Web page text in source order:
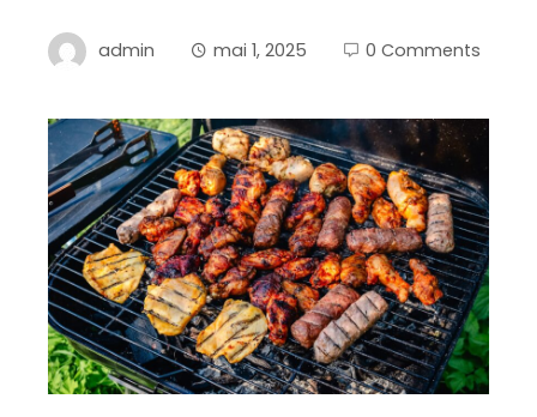
admin mai 1, 2025 0 Comments